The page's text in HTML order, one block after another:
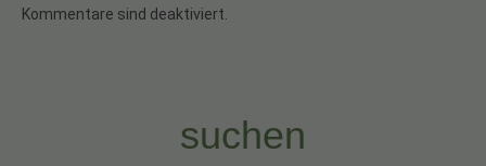
Kommentare sind deaktiviert.
suchen